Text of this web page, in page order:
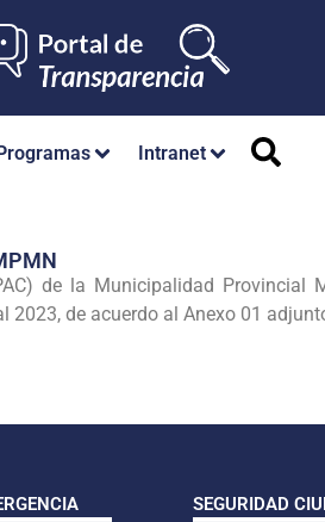
Intranet
de la Municipalidad Provincial
2023, de acuerdo al Anexo 01
SEGURIDAD